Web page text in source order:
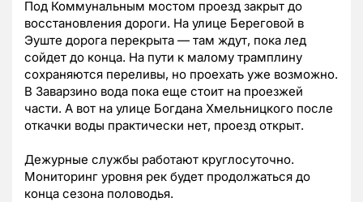
Под Коммунальным мостом проезд закрыт до
восстановления дороги. На улице Береговой в
Эуште дорога перекрыта — там ждут, пока лед
сойдет до конца. На пути к малому трамплину
сохраняются переливы, но проехать уже возможно.
В Заварзино вода пока еще стоит на проезжей
части. А вот на улице Богдана Хмельницкого после
откачки воды практически нет, проезд открыт.
Дежурные службы работают круглосуточно.
Мониторинг уровня рек будет продолжаться до
конца сезона половодья.